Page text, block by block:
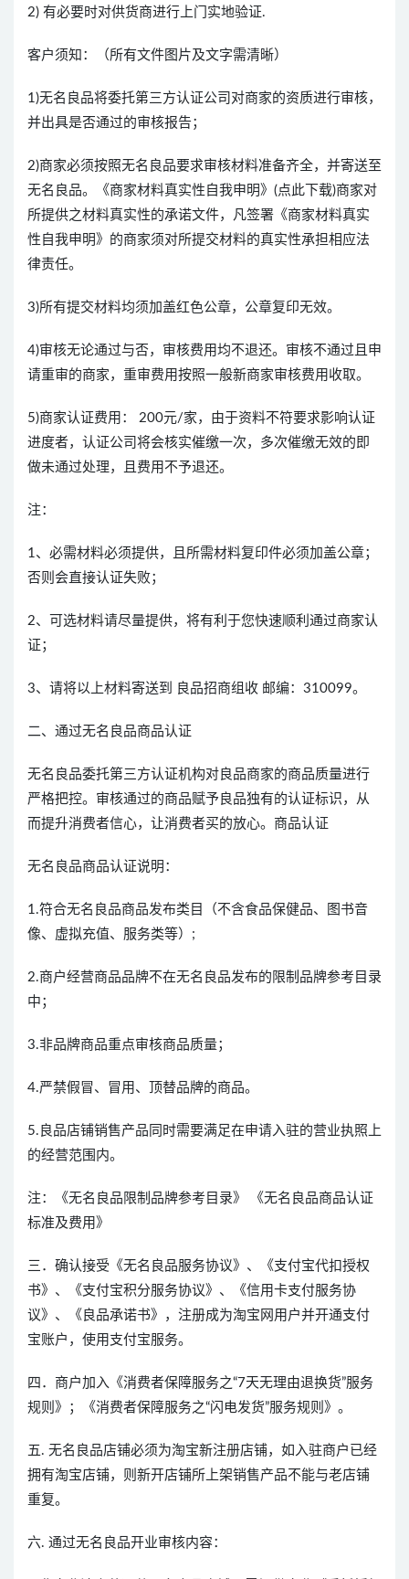
2) 有必要时对供货商进行上门实地验证.
客户须知：（所有文件图片及文字需清晰）
1)无名良品将委托第三方认证公司对商家的资质进行审核，
并出具是否通过的审核报告；
2)商家必须按照无名良品要求审核材料准备齐全，并寄送至
无名良品。《商家材料真实性自我申明》(点此下载)商家对
所提供之材料真实性的承诺文件，凡签署《商家材料真实
性自我申明》的商家须对所提交材料的真实性承担相应法
律责任。
3)所有提交材料均须加盖红色公章，公章复印无效。
4)审核无论通过与否，审核费用均不退还。审核不通过且申
请重审的商家，重审费用按照一般新商家审核费用收取。
5)商家认证费用： 200元/家，由于资料不符要求影响认证
进度者，认证公司将会核实催缴一次，多次催缴无效的即
做未通过处理，且费用不予退还。
注：
1、必需材料必须提供，且所需材料复印件必须加盖公章；
否则会直接认证失败；
2、可选材料请尽量提供，将有利于您快速顺利通过商家认
证；
3、请将以上材料寄送到 良品招商组收 邮编：310099。
二、通过无名良品商品认证
无名良品委托第三方认证机构对良品商家的商品质量进行
严格把控。审核通过的商品赋予良品独有的认证标识，从
而提升消费者信心，让消费者买的放心。商品认证
无名良品商品认证说明：
1.符合无名良品商品发布类目（不含食品保健品、图书音
像、虚拟充值、服务类等）;
2.商户经营商品品牌不在无名良品发布的限制品牌参考目录
中；
3.非品牌商品重点审核商品质量；
4.严禁假冒、冒用、顶替品牌的商品。
5.良品店铺销售产品同时需要满足在申请入驻的营业执照上
的经营范围内。
注：《无名良品限制品牌参考目录》 《无名良品商品认证
标准及费用》
三．确认接受《无名良品服务协议》、《支付宝代扣授权
书》、《支付宝积分服务协议》、《信用卡支付服务协
议》、《良品承诺书》，注册成为淘宝网用户并开通支付
宝账户，使用支付宝服务。
四．商户加入《消费者保障服务之“7天无理由退换货”服务
规则》；《消费者保障服务之“闪电发货”服务规则》。
五. 无名良品店铺必须为淘宝新注册店铺，如入驻商户已经
拥有淘宝店铺，则新开店铺所上架销售产品不能与老店铺
重复。
六. 通过无名良品开业审核内容：